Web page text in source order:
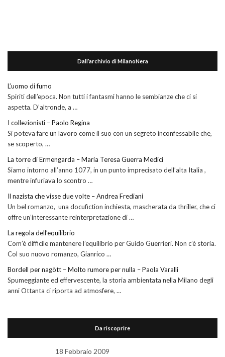
Dall’archivio di MilanoNera
L’uomo di fumo
Spiriti dell’epoca. Non tutti i fantasmi hanno le sembianze che ci si
aspetta. D’altronde, a …
I collezionisti – Paolo Regina
Si poteva fare un lavoro come il suo con un segreto inconfessabile che,
se scoperto, …
La torre di Ermengarda – Maria Teresa Guerra Medici
Siamo intorno all’anno 1077, in un punto imprecisato dell’alta Italia ,
mentre infuriava lo scontro …
Il nazista che visse due volte – Andrea Frediani
Un bel romanzo, una docufiction inchiesta, mascherata da thriller, che ci
offre un’interessante reinterpretazione di …
La regola dell’equilibrio
Com’è difficile mantenere l’equilibrio per Guido Guerrieri. Non c’è storia.
Col suo nuovo romanzo, Gianrico …
Bordell per nagòtt – Molto rumore per nulla – Paola Varalli
Spumeggiante ed effervescente, la storia ambientata nella Milano degli
anni Ottanta ci riporta ad atmosfere, …
Da riscoprire
18 Febbraio 2009